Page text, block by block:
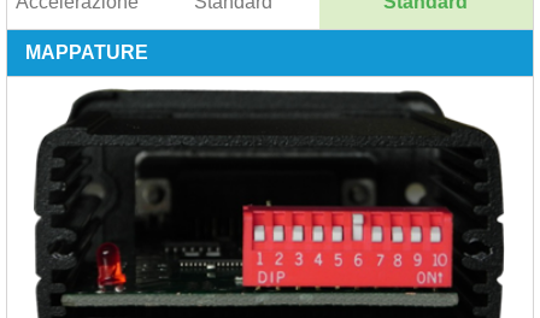
MAPPATURE